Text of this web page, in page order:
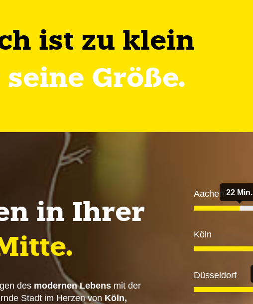
ist zu klein
Größe.
in Ihrer
des modernen Lebens mit der
Stadt im Herzen von Köln,
Aachen 22 Min.
Köln
Düsseldorf